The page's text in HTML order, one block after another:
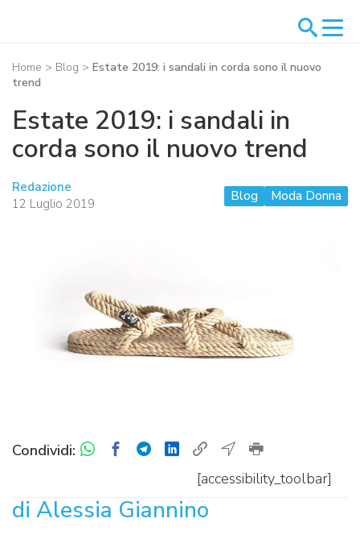
Home > Blog > Estate 2019: i sandali in corda sono il nuovo
trend
Estate 2019: i sandali in
corda sono il nuovo trend
Redazione
12 Luglio 2019
Blog Moda Donna
Condividi:
[accessibility_toolbar]
di Alessia Giannino